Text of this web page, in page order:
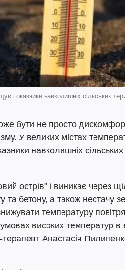
показники навколишніх сільських
бути не просто
У великих містах
навколишніх сільських
острів" і виникає через
та бетону, а також нестачу
температуру
високих температур в
терапевт Анастасія